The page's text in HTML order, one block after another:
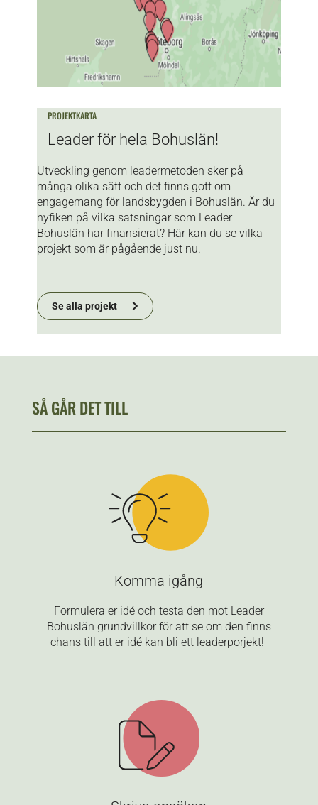
PROJEKTKARTA
Leader för hela Bohuslän!
Utveckling genom leadermetoden sker på
många olika sätt och det finns gott om
engagemang för landsbygden i Bohuslän. Är du
nyfiken på vilka satsningar som Leader
Bohuslän har finansierat? Här kan du se vilka
projekt som är pågående just nu.
Se alla projekt
SÅ GÅR DET TILL
Komma igång
Formulera er idé och testa den mot Leader
Bohuslän grundvillkor för att se om den finns
chans till att er idé kan bli ett leaderporjekt!